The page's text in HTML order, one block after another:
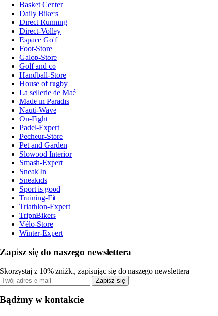
Basket Center
Daily Bikers
Direct Running
Direct-Volley
Espace Golf
Foot-Store
Galop-Store
Golf and co
Handball-Store
House of rugby
La sellerie de Maé
Made in Paradis
Nauti-Wave
On-Fight
Padel-Expert
Pecheur-Store
Pet and Garden
Slowood Interior
Smash-Expert
Sneak'In
Sneakids
Sport is good
Training-Fit
Triathlon-Expert
TripnBikers
Vélo-Store
Winter-Expert
Zapisz się do naszego newslettera
Skorzystaj z 10% zniżki, zapisując się do naszego newslettera
Zapisz się
Bądźmy w kontakcie